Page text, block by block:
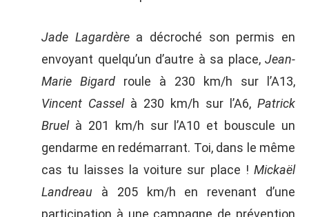
Jade Lagardèrea décroché son permis en
envoyant quelqu’un d’autre à sa place, Jean-
Marie Bigard roule à 230 km/h sur l’A13,
Vincent Casselà 230 km/h sur l’A6, Patrick
Bruelà 201 km/h sur l’A10 et bouscule un
gendarme en redémarrant. Toi, dans le même
cas tu laisses la voiture sur place ! Mickaël
Landreau à 205 km/h en revenant d’une
participation à une campagne de prévention